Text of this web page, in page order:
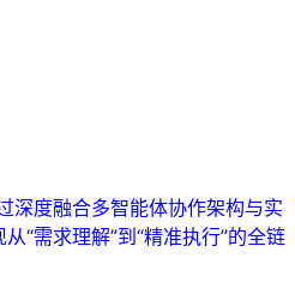
深度融合多智能体协作架构与实
“需求理解”到“精准执行”的全链